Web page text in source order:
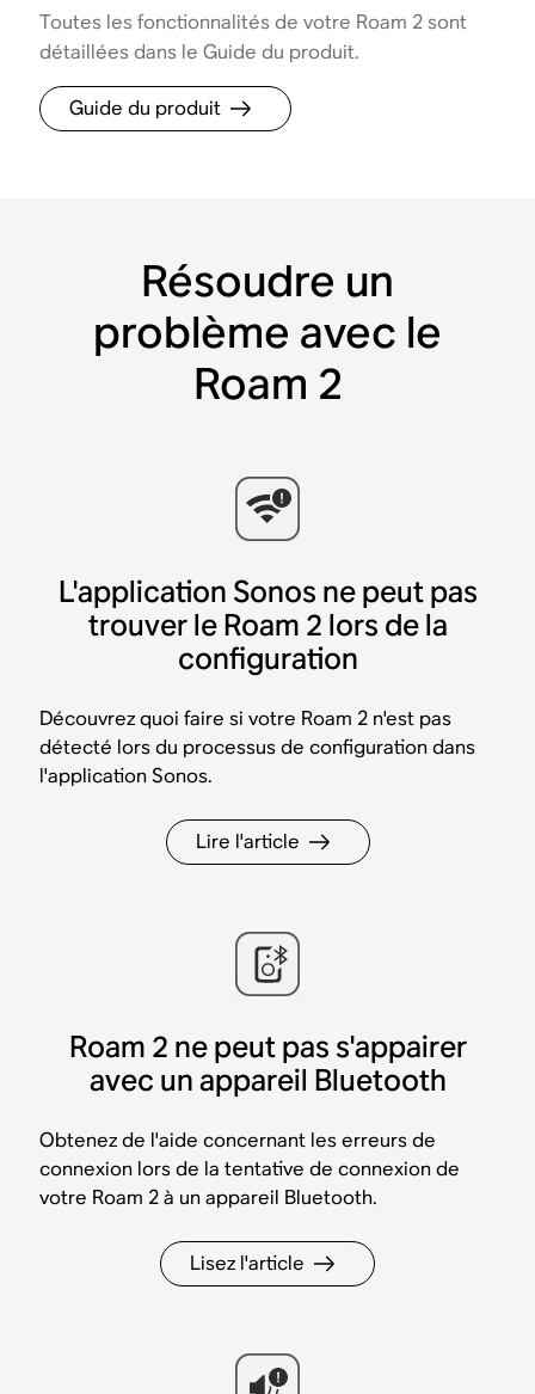
Toutes les fonctionnalités de votre Roam 2 sont
détaillées dans le Guide du produit.
Guide du produit
Résoudre un
problème avec le
Roam 2
L'application Sonos ne peut pas
trouver le Roam 2 lors de la
configuration
Découvrez quoi faire si votre Roam 2 n'est pas
détecté lors du processus de configuration dans
l'application Sonos.
Lire l'article
Roam 2 ne peut pas s'appairer
avec un appareil Bluetooth
Obtenez de l'aide concernant les erreurs de
connexion lors de la tentative de connexion de
votre Roam 2 à un appareil Bluetooth.
Lisez l'article